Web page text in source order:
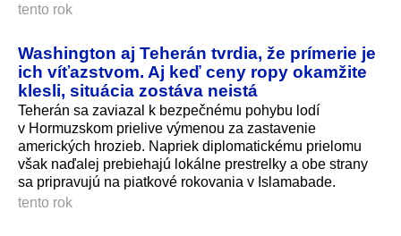
tento rok
Washington aj Teherán tvrdia, že prímerie je
ich víťazstvom. Aj keď ceny ropy okamžite
klesli, situácia zostáva neistá
Teherán sa zaviazal k bezpečnému pohybu lodí
v Hormuzskom prielive výmenou za zastavenie
amerických hrozieb. Napriek diplomatickému prielomu
však naďalej prebiehajú lokálne prestrelky a obe strany
sa pripravujú na piatkové rokovania v Islamabade.
tento rok